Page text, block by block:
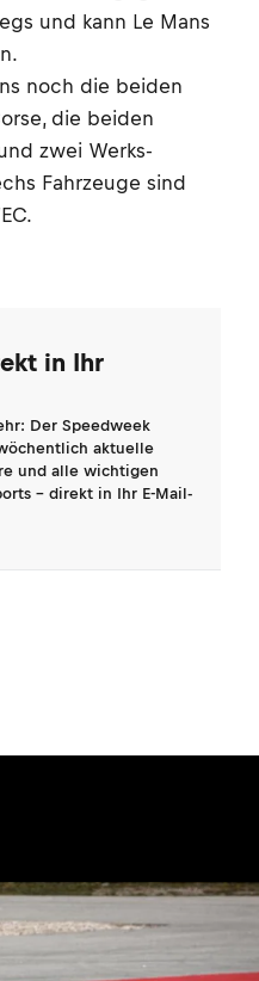
und kann Le Mans
noch die beiden
die beiden
zwei Werks-
Fahrzeuge sind
in Ihr
Der Speedweek
aktuelle
und alle wichtigen
- direkt in Ihr E-Mail-